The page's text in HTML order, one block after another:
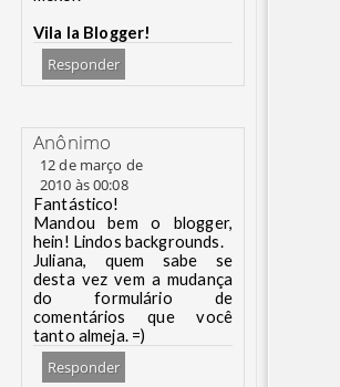
Vila la Blogger!
Responder
Anônimo
12 de março de
2010 às 00:08
Fantástico!
Mandou bem o blogger,
hein! Lindos backgrounds.
Juliana, quem sabe se
desta vez vem a mudança
do formulário de
comentários que você
tanto almeja. =)
Responder